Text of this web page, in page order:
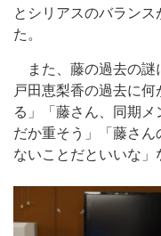
とシリアスのバラン
た。
また、藤の過去の謎
戸田恵梨香の過去に
る」「藤さん、同期
だか重そう」「藤さん
ないことだといいな」